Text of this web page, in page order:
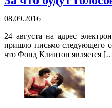
08.09.2016
24 августа на адрес
пришло письмо следующего
что Фонд Клинтон является